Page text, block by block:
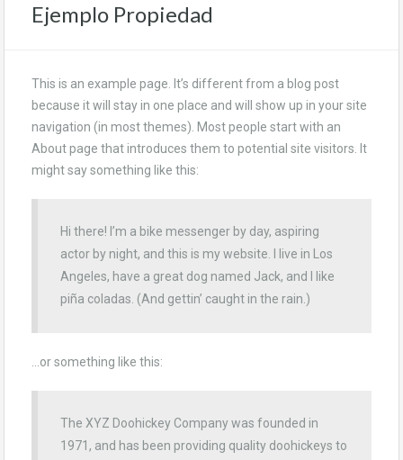
Ejemplo Propiedad
This is an example page. It’s different from a blog post
because it will stay in one place and will show up in your site
navigation (in most themes). Most people start with an
About page that introduces them to potential site visitors. It
might say something like this:
Hi there! I’m a bike messenger by day, aspiring
actor by night, and this is my website. I live in Los
Angeles, have a great dog named Jack, and I like
piña coladas. (And gettin’ caught in the rain.)
…or something like this:
The XYZ Doohickey Company was founded in
1971, and has been providing quality doohickeys to